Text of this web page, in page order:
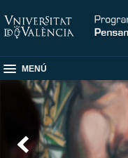
MENÚ